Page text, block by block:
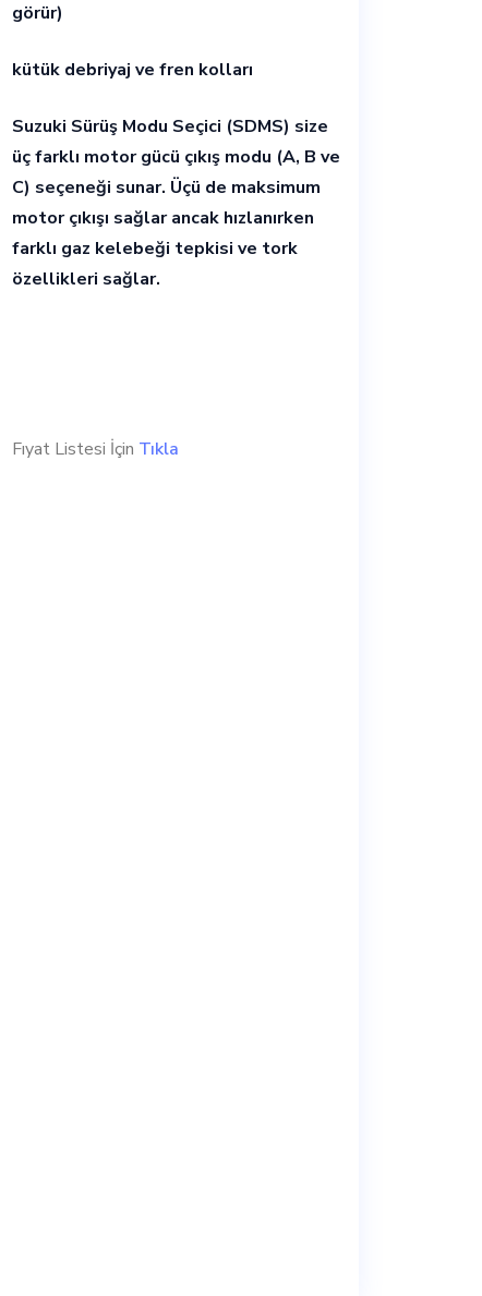
görür)
kütük debriyaj ve fren kolları
Suzuki Sürüş Modu Seçici (SDMS) size
üç farklı motor gücü çıkış modu (A, B ve
C) seçeneği sunar. Üçü de maksimum
motor çıkışı sağlar ancak hızlanırken
farklı gaz kelebeği tepkisi ve tork
özellikleri sağlar.
Fıyat Listesi İçin Tıkla